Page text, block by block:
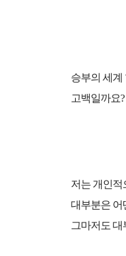
승부의 세계
고백일까요?
저는 개인적
대부분은
그마저도